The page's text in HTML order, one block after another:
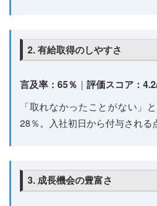
2. 有給取得のしやすさ
言及率：65％ ｜ 評価スコア：
「取れなかったことがない」
28％。入社初日から付与される
3. 成長機会の豊富さ